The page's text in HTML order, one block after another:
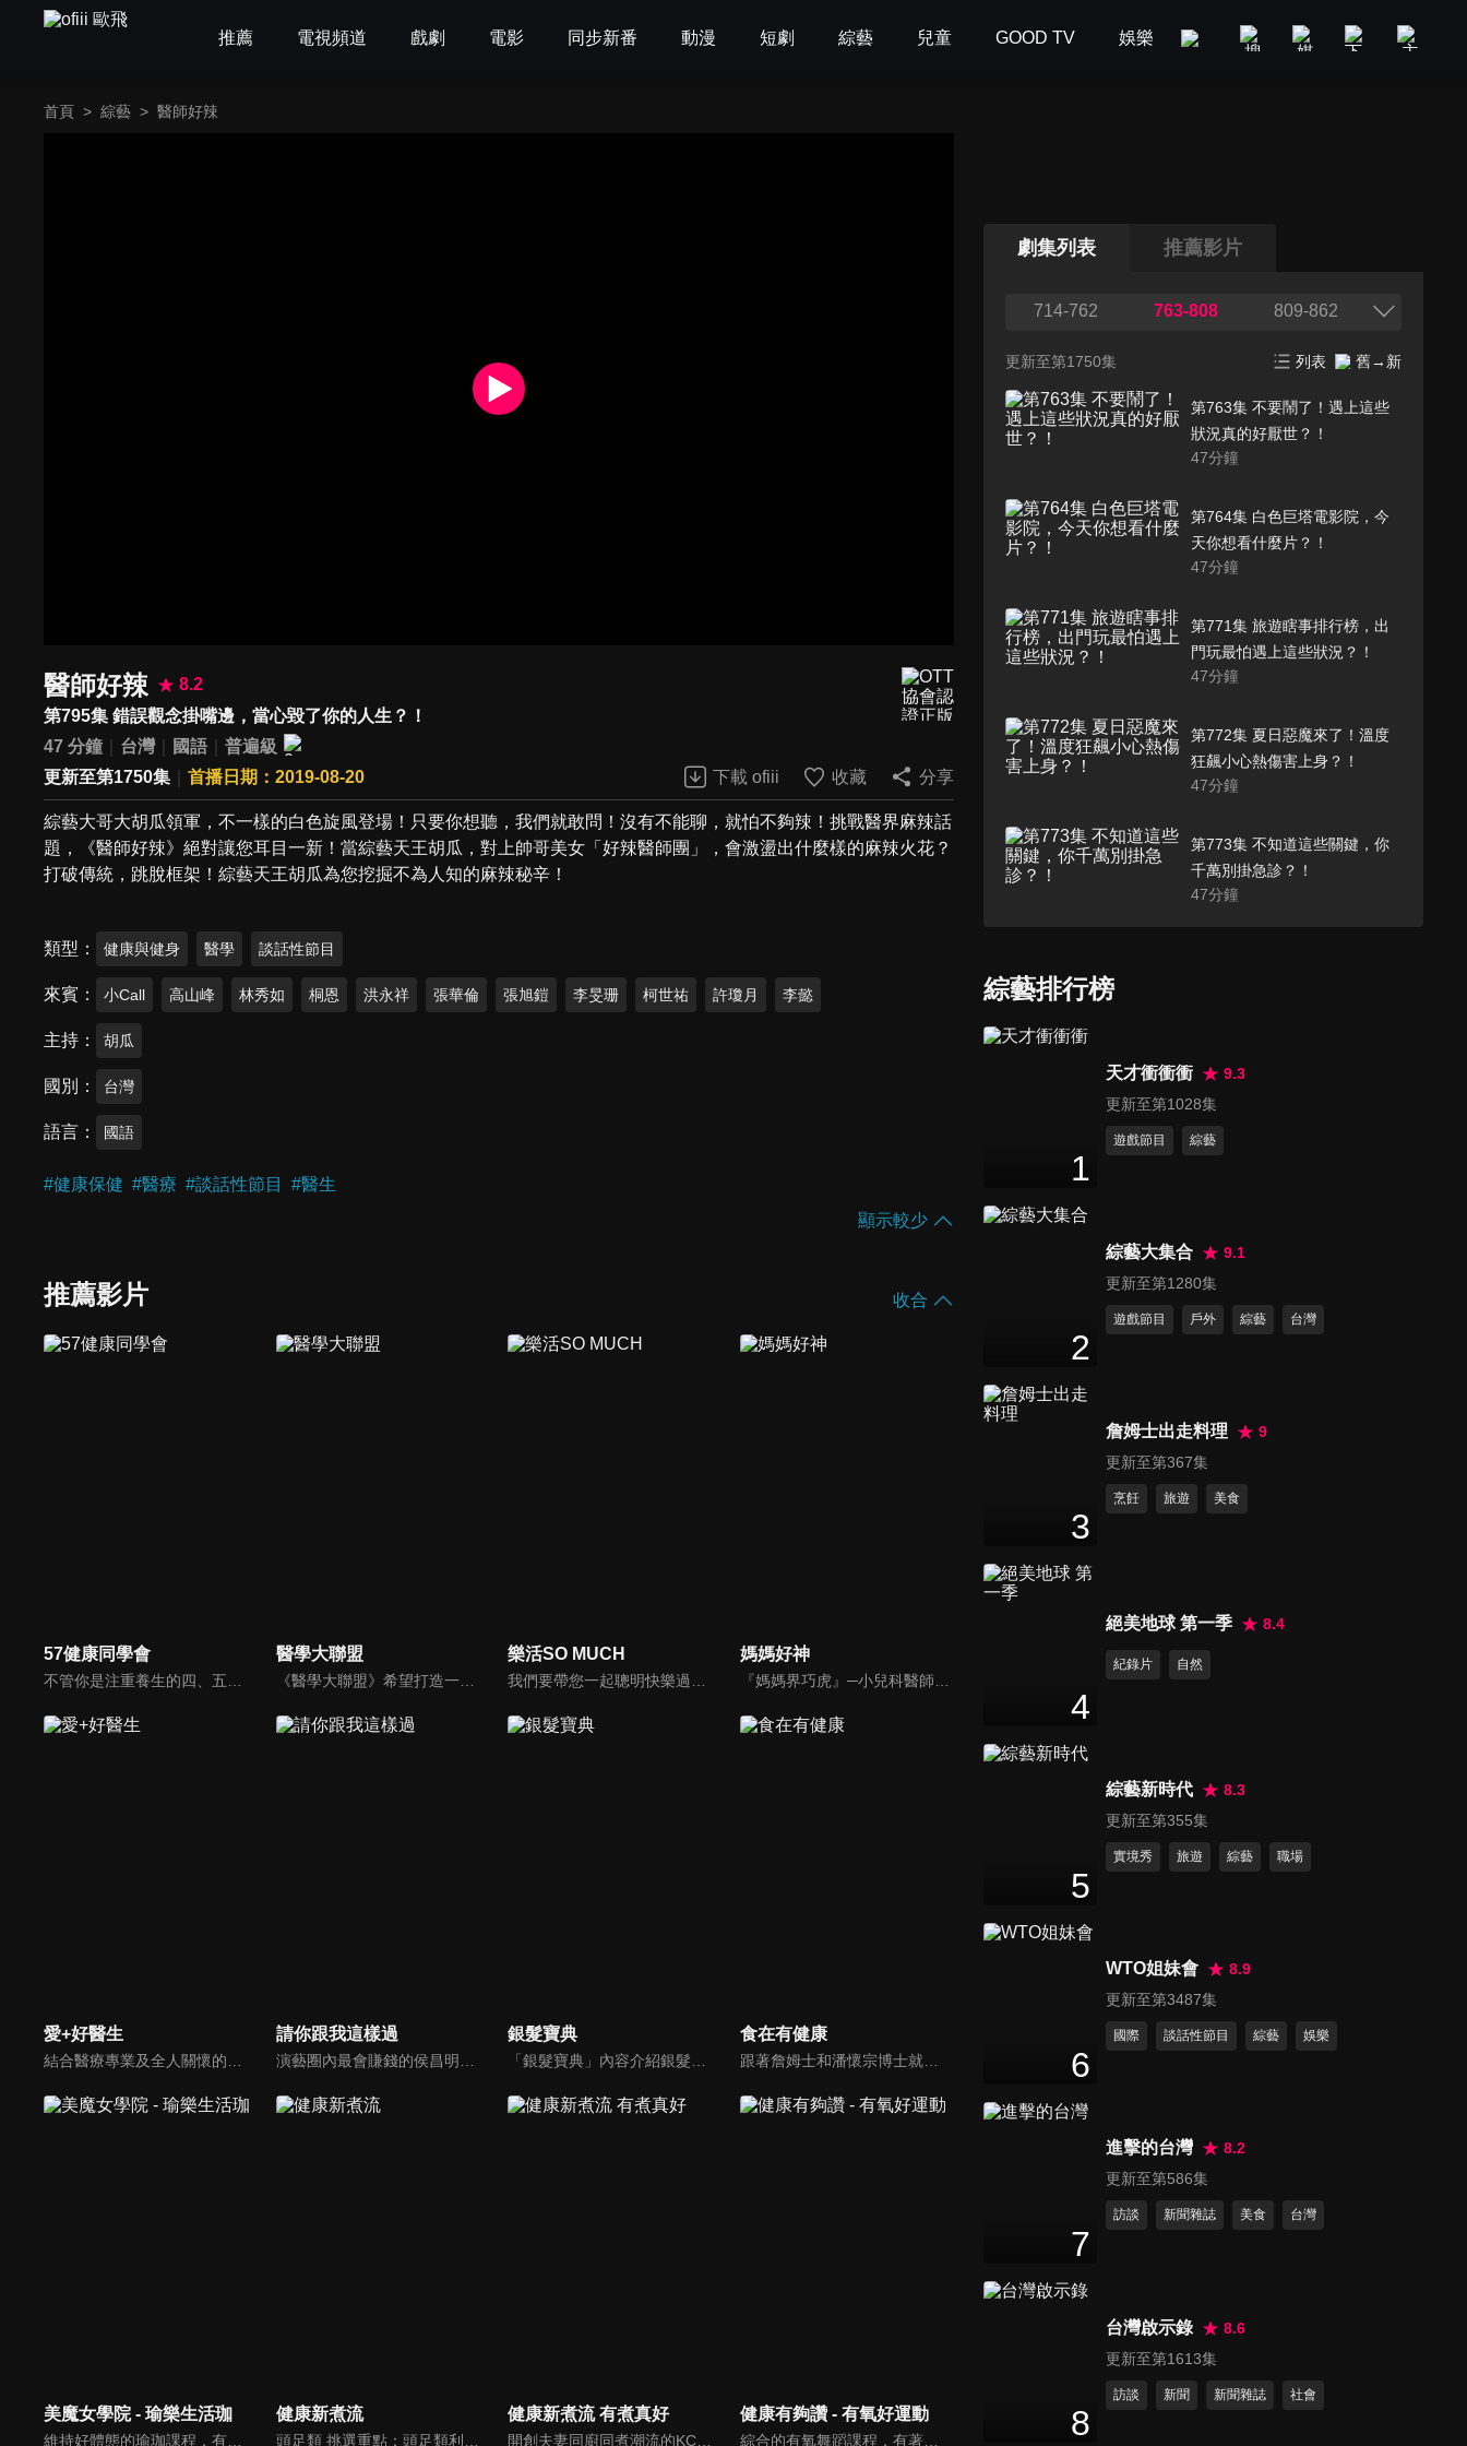
推薦 電視頻道 戲劇 電影 同步新番 動漫 短劇 綜藝 兒童 GOOD TV 娛樂 美食旅遊 新聞政論
首頁 > 綜藝 > 醫師好辣
醫師好辣
8.2
第795集 錯誤觀念掛嘴邊，當心毀了你的人生？！
47 分鐘
台灣 國語
普遍級
更新至第1750集
首播日期：2019-08-20 下載 ofiii 收藏 分享
綜藝大哥大胡瓜領軍，不一樣的白色旋風登場！只要你想聽，我們就敢問！沒有不能聊，就怕不夠辣！挑戰醫界麻辣話
題，《醫師好辣》絕對讓您耳目一新！當綜藝天王胡瓜，對上帥哥美女「好辣醫師團」，會激盪出什麼樣的麻辣火花？
打破傳統，跳脫框架！綜藝天王胡瓜為您挖掘不為人知的麻辣秘辛！
類型 健康與健身 醫學 談話性節目
來賓 小Call 高山峰 林秀如 桐恩 洪永祥 張華倫 張旭鎧 李旻珊 柯世祐 許瓊月 李懿
主持 胡瓜
國別 台灣
語言 國語
#健康保健 #醫療 #談話性節目 #醫生
顯示較少
推薦影片 收合
57健康同學會 醫學大聯盟 樂活SO MUCH 媽媽好神
愛+好醫生 請你跟我這樣過 銀髮寶典 食在有健康
跟著詹姆士和潘懷宗博士就能輕鬆學料理！只是品嚐美食之餘，身體健康也要懂得把關，每集都會傳授生活健康資訊，破除一般飲食迷思，讓大家吃得美味、活得健康！
美魔女學院 - 瑜樂生活珈
維持好體態的瑜珈課程，有著豐富的瑜珈姿勢，伸展筋骨舒緩全身疲勞，緊緻肌肉線條，不只能雕塑美美的身材也能夠讓身心靈都暢快健康，跟上我們的腳步一起踏上瑜樂生活珈，輕鬆好上手，快樂享瘦！
健康新煮流
頭足類 挑選重點：頭足類利用清洗時去除內臟可以降低膽固醇的攝取。挑選雙眼清澈明亮，眼球稍微凸出，肉質結實有彈性為佳。身體具透明感，觸腕或是吸盤一碰到活體就會吸附住便是新鮮的。
健康新煮流 有煮真好
開創夫妻同廚同煮潮流的KC夫婦，繼《健康醫食代》後，走出攝影棚，帶大家全台走透透，發掘上帝賞賜的美味食材，內容融合新加坡南洋風和客家純樸味，加上台灣獨特的閩南風情，互相激盪交織出的火花，打造出獨一無二的美食節目。
健康有夠讚 - 有氧好運動
綜合的有氧舞蹈課程，有著多元舞蹈搭配上輕快的音樂，踩踏著有氧的步伐，從頭到腳喚醒身體的肌肉，不只是雕塑美美的身材也能夠讓身心靈都暢快健康，跟上我們的腳步一起踏上有氧好運動，讓你更加活力滿滿，快樂享瘦！
劇集列表 推薦影片
714-762 763-808 809-862
更新至第1750集 列表 舊→新
第763集 不要鬧了！遇上這些
狀況真的好厭世？！
47分鐘
第764集 白色巨塔電影院，今
天你想看什麼片？！
47分鐘
第771集 旅遊瞎事排行榜，出
門玩最怕遇上這些狀況？！
47分鐘
第772集 夏日惡魔來了！溫度
狂飆小心熱傷害上身？！
47分鐘
第773集 不知道這些關鍵，你
千萬別掛急診？！
47分鐘
第775集 再忙也別忽略，錯過
47分鐘
第777集 揪出體內麻煩人物，
47 分鐘
47分鐘
第779集 「救」是個問題？你
體毛病代表字報你知！！
47
第787集 賺翻？累翻？夏季這
些門診人塞爆！！
都得面對的隱形惡夢？！
第789集 都是體質惹的禍？醫
第790集 為什麼疾病越來越
多？都是生活太好造成的？！
47
第792集 醫師眼中NG的動作！
習慣比想像中恐怖？！
綜藝排行榜
1
天才衝衝衝
9.3
更新至第1028集
遊戲節目 綜藝
2
綜藝大集合
9.1
更新至第1280集
遊戲節目 戶外 綜藝 台灣
3
詹姆士出走料理
9
更新至第367集
烹飪 旅遊 美食
4
絕美地球 第一季 8.4
紀錄片 自然
5
綜藝新時代
8.3
更新至第355集
實境秀 旅遊 綜藝 職場
6
WTO姐妹會
8.9
更新至第3487集
國際 談話性節目 綜藝 娛樂
7
進擊的台灣
8.2
更新至第586集
訪談 新聞雜誌 美食 台灣
8
台灣啟示錄
8.6
更新至第1613集
訪談 新聞 新聞雜誌 社會